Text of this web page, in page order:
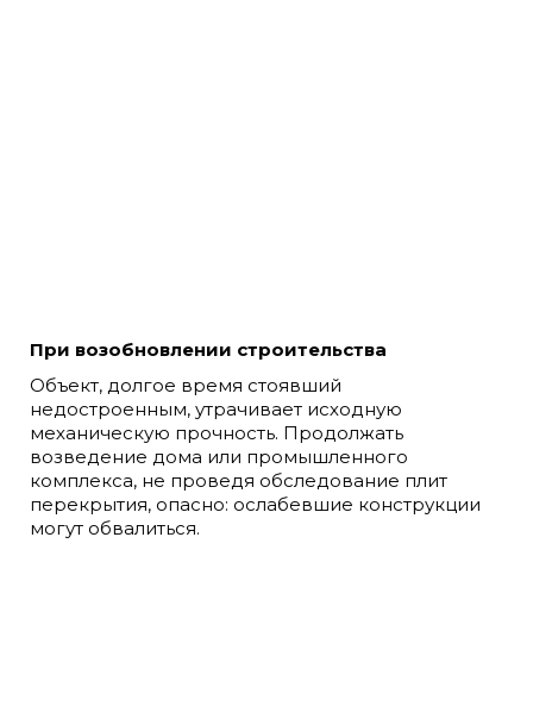
При возобновлении строительства
Объект, долгое время стоявший
недостроенным, утрачивает исходную
механическую прочность. Продолжать
возведение дома или промышленного
комплекса, не проведя обследование плит
перекрытия, опасно: ослабевшие конструкции
могут обвалиться.